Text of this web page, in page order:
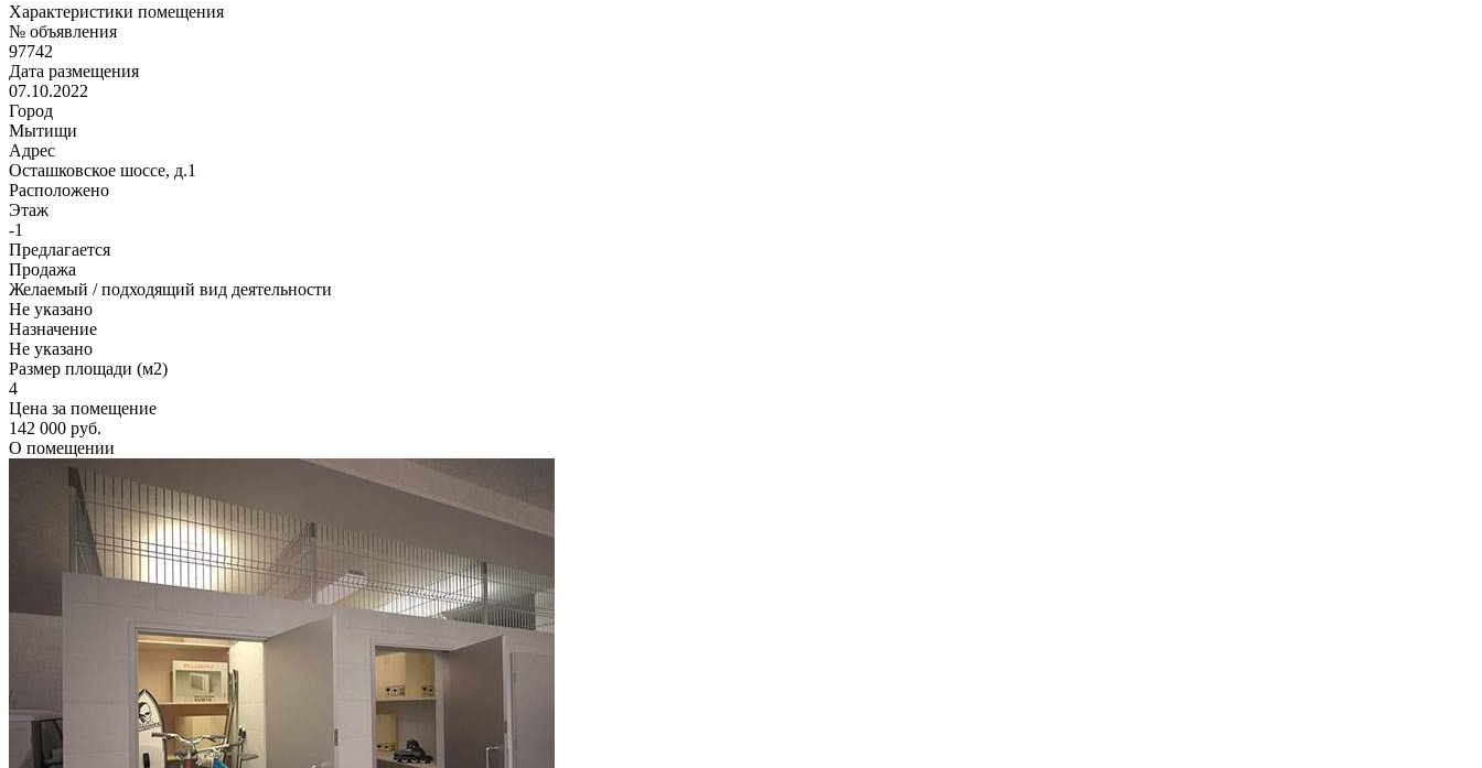
Характеристики помещения
№ объявления
97742
Дата размещения
07.10.2022
Город
Мытищи
Адрес
Осташковское шоссе, д.1
Расположено
Этаж
-1
Предлагается
Продажа
Желаемый / подходящий вид деятельности
Не указано
Назначение
Не указано
Размер площади (м2)
4
Цена за помещение
142 000 руб.
О помещении